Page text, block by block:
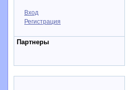
Вход
Регистрация
Партнеры